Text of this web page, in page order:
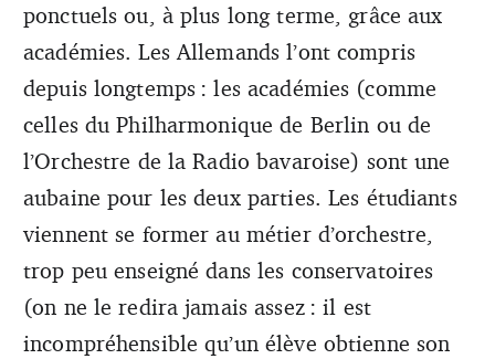
ponctuels ou, à plus long terme, grâce aux
académies. Les Allemands l’ont compris
depuis longtemps : les académies (comme
celles du Philharmonique de Berlin ou de
l’Orchestre de la Radio bavaroise) sont une
aubaine pour les deux parties. Les étudiants
viennent se former au métier d’orchestre,
trop peu enseigné dans les conservatoires
(on ne le redira jamais assez : il est
incompréhensible qu’un élève obtienne son